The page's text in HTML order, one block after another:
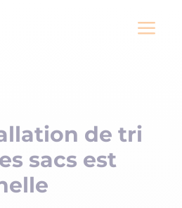
a
de tri
sacs est